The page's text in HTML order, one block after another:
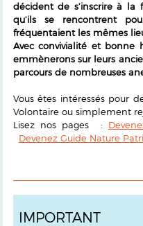
décident de s’inscrire à la
qu’ils se rencontrent
fréquentaient les mêmes
Avec convivialité et bonne
emmènerons sur leurs
parcours de nombreuses
Vous êtes intéressés pour
Volontaire ou simplement
Lisez nos pages :
Devenez Guide Nature
IMPORTANT